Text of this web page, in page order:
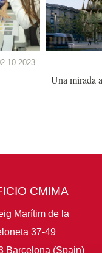
Una mirada
CMIMA
Marítim de la
37-49
Barcelona (Spain)